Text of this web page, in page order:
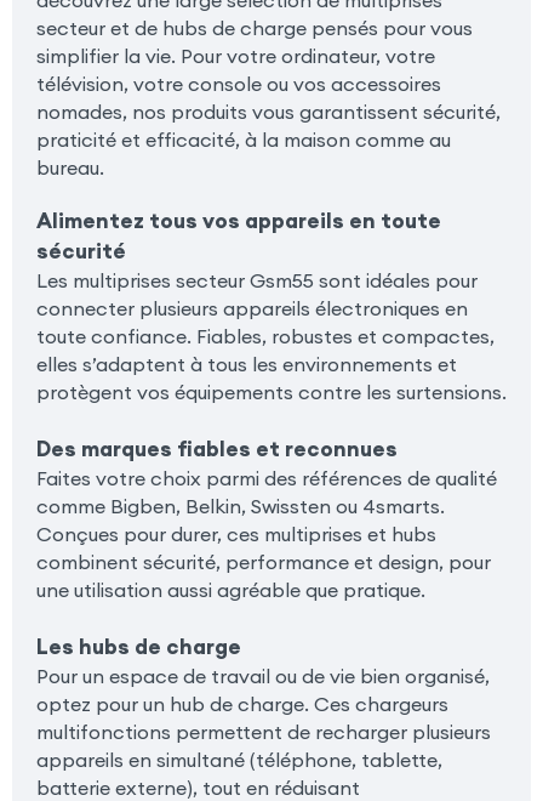
secteur et de hubs de charge pensés pour vous
simplifier la vie. Pour votre ordinateur, votre
télévision, votre console ou vos accessoires
nomades, nos produits vous garantissent sécurité,
praticité et efficacité, à la maison comme au
bureau.
Alimentez tous vos appareils en toute
sécurité
Les multiprises secteur Gsm55 sont idéales pour
connecter plusieurs appareils électroniques en
toute confiance. Fiables, robustes et compactes,
elles s’adaptent à tous les environnements et
protègent vos équipements contre les surtensions.
Des marques fiables et reconnues
Faites votre choix parmi des références de qualité
comme Bigben, Belkin, Swissten ou 4smarts.
Conçues pour durer, ces multiprises et hubs
combinent sécurité, performance et design, pour
une utilisation aussi agréable que pratique.
Les hubs de charge
Pour un espace de travail ou de vie bien organisé,
optez pour un hub de charge. Ces chargeurs
multifonctions permettent de recharger plusieurs
appareils en simultané (téléphone, tablette,
batterie externe), tout en réduisant